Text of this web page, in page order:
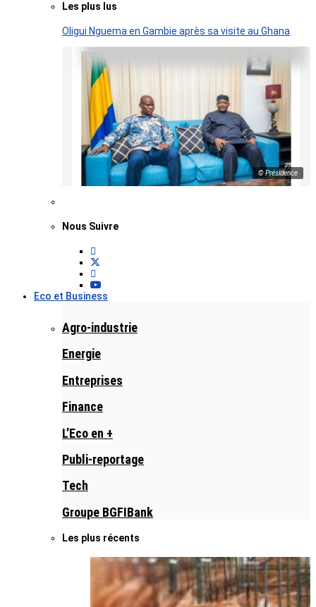
Les plus lus
Oligui Nguema en Gambie après sa visite au Ghana
© Présidence
Nous Suivre
Eco et Business
Agro-industrie
Energie
Entreprises
Finance
L’Eco en +
Publi-reportage
Tech
Groupe BGFIBank
Les plus récents